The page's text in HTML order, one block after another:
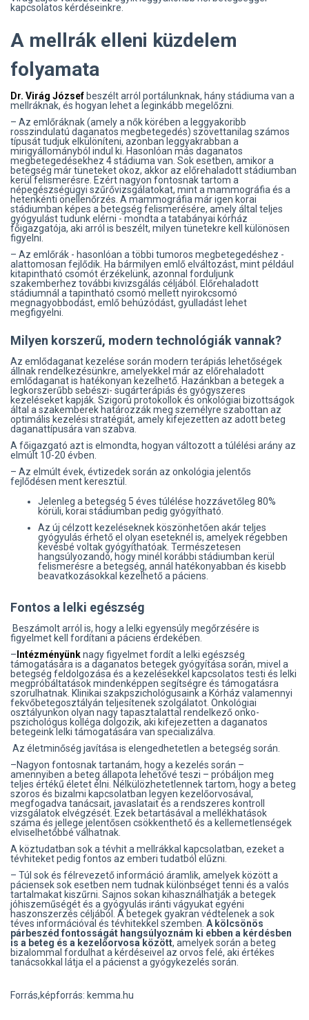
kapcsolatos kérdéseinkre.
A mellrák elleni küzdelem
folyamata
Dr. Virág József beszélt arról portálunknak, hány stádiuma van a
mellráknak, és hogyan lehet a leginkább megelőzni.
– Az emlőráknak (amely a nők körében a leggyakoribb
rosszindulatú daganatos megbetegedés) szövettanilag számos
típusát tudjuk elkülöníteni, azonban leggyakrabban a
mirigyállományból indul ki. Hasonlóan más daganatos
megbetegedésekhez 4 stádiuma van. Sok esetben, amikor a
betegség már tüneteket okoz, akkor az előrehaladott stádiumban
kerül felismerésre. Ezért nagyon fontosnak tartom a
népegészségügyi szűrővizsgálatokat, mint a mammográfia és a
hetenkénti önellenőrzés. A mammográfia már igen korai
stádiumban képes a betegség felismerésére, amely által teljes
gyógyulást tudunk elérni - mondta a tatabányai kórház
főigazgatója, aki arról is beszélt, milyen tünetekre kell különösen
figyelni.
– Az emlőrák - hasonlóan a többi tumoros megbetegedéshez -
alattomosan fejlődik. Ha bármilyen emlő elváltozást, mint például
kitapintható csomót érzékelünk, azonnal forduljunk
szakemberhez további kivizsgálás céljából. Előrehaladott
stádiumnál a tapintható csomó mellett nyirokcsomó
megnagyobbodást, emlő behúzódást, gyulladást lehet
megfigyelni.
Milyen korszerű, modern technológiák vannak?
Az emlődaganat kezelése során modern terápiás lehetőségek
állnak rendelkezésünkre, amelyekkel már az előrehaladott
emlődaganat is hatékonyan kezelhető. Hazánkban a betegek a
legkorszerűbb sebészi- sugárterápiás és gyógyszeres
kezeléseket kapják. Szigorú protokollok és onkológiai bizottságok
által a szakemberek határozzák meg személyre szabottan az
optimális kezelési stratégiát, amely kifejezetten az adott beteg
daganattípusára van szabva.
A főigazgató azt is elmondta, hogyan változott a túlélési arány az
elmúlt 10-20 évben.
– Az elmúlt évek, évtizedek során az onkológia jelentős
fejlődésen ment keresztül.
Jelenleg a betegség 5 éves túlélése hozzávetőleg 80%
körüli, korai stádiumban pedig gyógyítható.
Az új célzott kezeléseknek köszönhetően akár teljes
gyógyulás érhető el olyan eseteknél is, amelyek régebben
kevésbé voltak gyógyíthatóak. Természetesen
hangsúlyozandó, hogy minél korábbi stádiumban kerül
felismerésre a betegség, annál hatékonyabban és kisebb
beavatkozásokkal kezelhető a páciens.
Fontos a lelki egészség
Beszámolt arról is, hogy a lelki egyensúly megőrzésére is
figyelmet kell fordítani a páciens érdekében.
– Intézményünknagy figyelmet fordít a lelki egészség
támogatására is a daganatos betegek gyógyítása során, mivel a
betegség feldolgozása és a kezelésekkel kapcsolatos testi és lelki
megpróbáltatások mindenképpen segítségre és támogatásra
szorulhatnak. Klinikai szakpszichológusaink a Kórház valamennyi
fekvőbetegosztályán teljesítenek szolgálatot. Onkológiai
osztályunkon olyan nagy tapasztalattal rendelkező onko-
pszichológus kolléga dolgozik, aki kifejezetten a daganatos
betegeink lelki támogatására van specializálva.
Az életminőség javítása is elengedhetetlen a betegség során.
–Nagyon fontosnak tartanám, hogy a kezelés során –
amennyiben a beteg állapota lehetővé teszi – próbáljon meg
teljes értékű életet élni. Nélkülözhetetlennek tartom, hogy a beteg
szoros és bizalmi kapcsolatban legyen kezelőorvosával,
megfogadva tanácsait, javaslatait és a rendszeres kontroll
vizsgálatok elvégzését. Ezek betartásával a mellékhatások
száma és jellege jelentősen csökkenthető és a kellemetlenségek
elviselhetőbbé válhatnak.
A köztudatban sok a tévhit a mellrákkal kapcsolatban, ezeket a
tévhiteket pedig fontos az emberi tudatból elűzni.
– Túl sok és félrevezető információ áramlik, amelyek között a
páciensek sok esetben nem tudnak különbséget tenni és a valós
tartalmakat kiszűrni. Sajnos sokan kihasználhatják a betegek
jóhiszeműségét és a gyógyulás iránti vágyukat egyéni
haszonszerzés céljából. A betegek gyakran védtelenek a sok
téves információval és tévhitekkel szemben. A kölcsönös
párbeszéd fontosságát hangsúlyoznám ki ebben a kérdésben
is a beteg és a kezelőorvosa között, amelyek során a beteg
bizalommal fordulhat a kérdéseivel az orvos felé, aki értékes
tanácsokkal látja el a pácienst a gyógykezelés során.
Forrás,képforrás: kemma.hu